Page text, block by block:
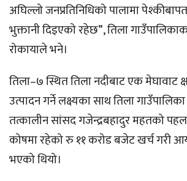
अघिल्लो जनप्रतिनिधिको पालामा
भुक्तानी दिइएको रहेछ”, तिला
रोकायाले भने।
तिला–७ स्थित तिला नदीबाट एक मेघावाट
उत्पादन गर्ने लक्ष्यका साथ तिला
तत्कालीन सांसद गजेन्द्रबहादुर महतको
कोषमा रहेको रु ११ करोड बजेट खर्च गरी
भएको थियो।